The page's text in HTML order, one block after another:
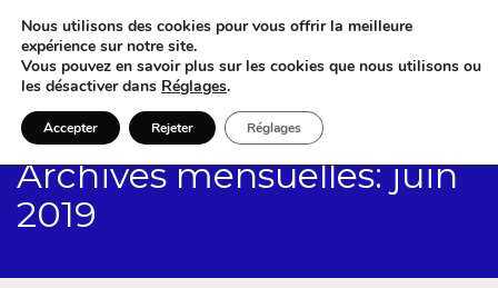
Archives mensuelles: juin
2019
Nous utilisons des cookies pour vous offrir la meilleure
expérience sur notre site.
Vous pouvez en savoir plus sur les cookies que nous utilisons ou
les désactiver dans Réglages.
Accepter Rejeter Réglages